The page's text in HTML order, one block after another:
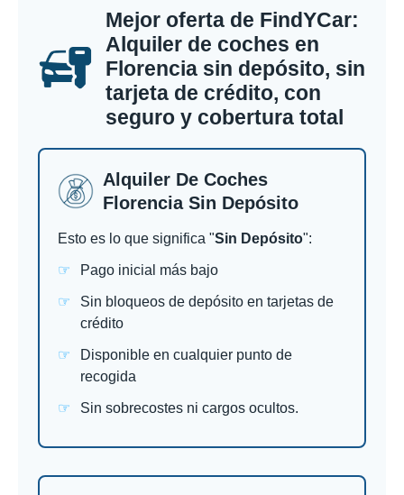
Mejor oferta de FindYCar:
Alquiler de coches en
Florencia sin depósito, sin
tarjeta de crédito, con
seguro y cobertura total
Alquiler De Coches
Florencia Sin Depósito
Esto es lo que significa "Sin Depósito":
Pago inicial más bajo
Sin bloqueos de depósito en tarjetas de
crédito
Disponible en cualquier punto de
recogida
Sin sobrecostes ni cargos ocultos.